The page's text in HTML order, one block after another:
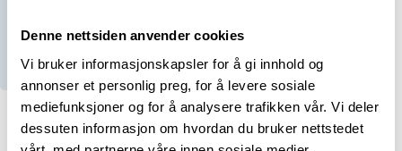
Denne nettsiden anvender cookies
Vi bruker informasjonskapsler for å gi innhold og
annonser et personlig preg, for å levere sosiale
mediefunksjoner og for å analysere trafikken vår. Vi deler
dessuten informasjon om hvordan du bruker nettstedet
Bestillingsvare (27dager)